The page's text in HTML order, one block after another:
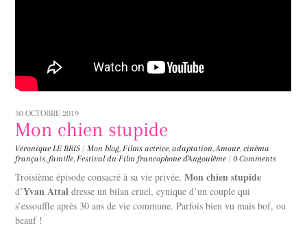
30 OCTOBRE 2019
Mon chien stupide
Véronique LE BRIS / Mon blog,Films actrice,adaptation,Amour,cinéma
français, famille,Festival du Film francophone d'Angoulême / 0 Comments
Troisième épisode consacré à sa vie privée,Mon chien stupide
d’Yvan Attal dresse un bilan cruel, cynique d’un couple qui
s’essouffle après 30 ans de vie commune. Parfois bien vu mais bof, ou
beauf !